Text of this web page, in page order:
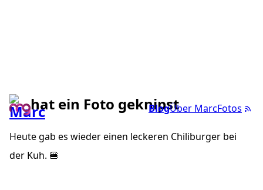
BlogÜber MarcFotos
hat ein Foto geknipst
Heute gab es wieder einen leckeren Chiliburger bei
der Kuh. 🍔